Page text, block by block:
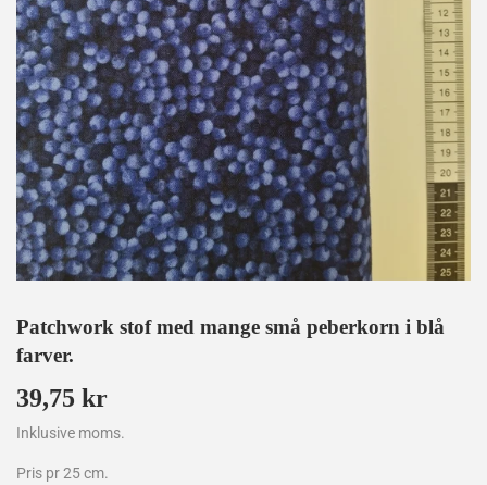
Patchwork stof med mange små peberkorn i blå
farver.
39,75 kr
kr
Inklusive moms.
Pris pr 25 cm.